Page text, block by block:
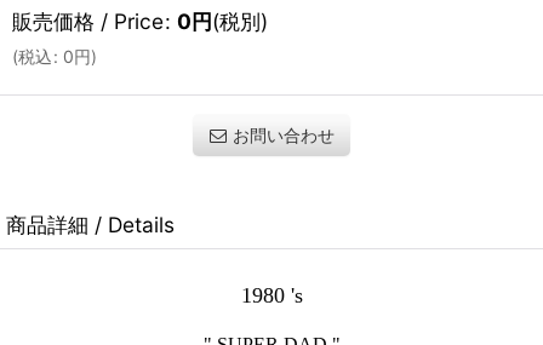
販売価格 / Price: 0円(税別)
(税込: 0円)
お問い合わせ
商品詳細 / Details
1980 's